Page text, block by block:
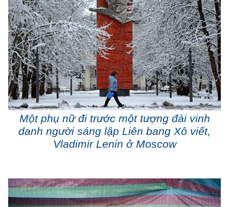
Một phụ nữ đi trước một tượng đài vinh
danh người sáng lập Liên bang Xô viết,
Vladimir Lenin ở Moscow